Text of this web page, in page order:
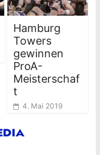
Hamburg
Towers
gewinnen
ProA-
Meisterschaf
t
4. Mai 2019